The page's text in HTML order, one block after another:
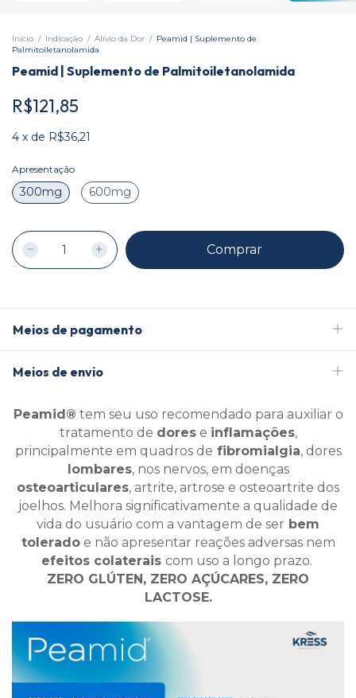
Início / Indicação / Alívio da Dor / Peamid | Suplemento de
Palmitoiletanolamida
Peamid | Suplemento de Palmitoiletanolamida
R$121,85
4 x de R$36,21
Apresentação
300mg 600mg
Meios de pagamento
Meios de envio
Peamid® tem seu uso recomendado para auxiliar o
tratamento de dorese inflamações,
principalmente em quadros de fibromialgia, dores
lombares, nos nervos, em doenças
osteoarticulares, artrite, artrose e osteoartrite dos
joelhos. Melhora significativamente a qualidade de
vida do usuário com a vantagem de ser bem
toleradoe não apresentar reações adversas nem
efeitos colaterais com uso a longo prazo.
ZERO GLÚTEN, ZERO AÇÚCARES, ZERO
LACTOSE.